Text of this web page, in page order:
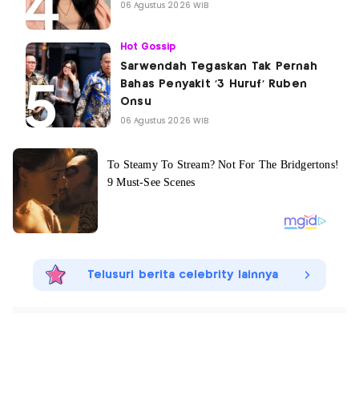
06 Agustus 2026 WIB
Hot Gossip
Sarwendah Tegaskan Tak Pernah
Bahas Penyakit '3 Huruf' Ruben
Onsu
06 Agustus 2026 WIB
Telusuri berita celebrity lainnya